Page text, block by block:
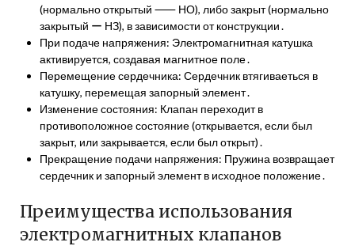
(нормально открытый ⸺ НО), либо закрыт (нормально
закрытый ー НЗ), в зависимости от конструкции․
При подаче напряжения: Электромагнитная катушка
активируется, создавая магнитное поле․
Перемещение сердечника: Сердечник втягиваеться в
катушку, перемещая запорный элемент․
Изменение состояния: Клапан переходит в
противоположное состояние (открывается, если был
закрыт, или закрывается, если был открыт)․
Прекращение подачи напряжения: Пружина возвращает
сердечник и запорный элемент в исходное положение․
Преимущества использования
электромагнитных клапанов